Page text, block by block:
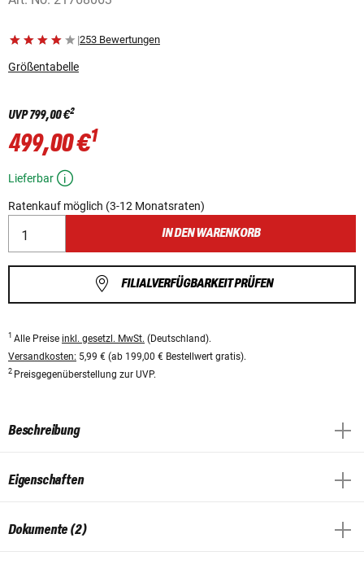
|253 Bewertungen
Größentabelle
UVP799,00 €2
499,00 €1
Lieferbar
Ratenkauf möglich (3-12 Monatsraten)
IN DEN WARENKORB
FILIALVERFÜGBARKEIT PRÜFEN
1 Alle Preise inkl. gesetzl. MwSt. (Deutschland).
Versandkosten: 5,99 € (ab 199,00 € Bestellwert gratis).
2 Preisgegenüberstellung zur UVP.
Beschreibung
Eigenschaften
Dokumente (2)